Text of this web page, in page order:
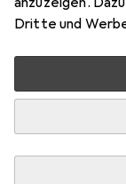
Dritte und
Zwischen